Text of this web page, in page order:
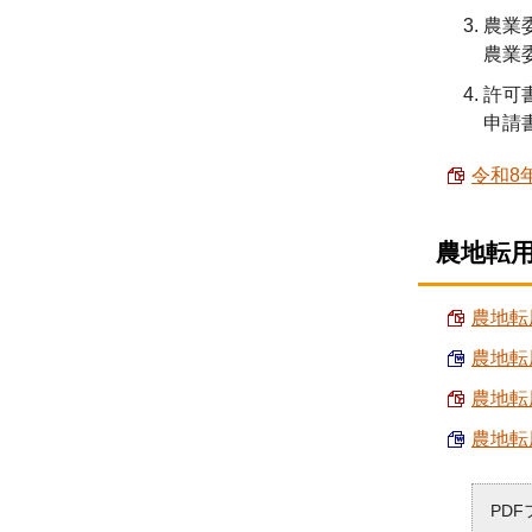
農業
農業
許可
申請
令和8
農地転
農地
農地
農地
農地
PDF